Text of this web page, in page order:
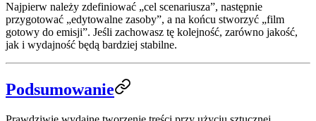
Najpierw należy zdefiniować „cel scenariusza”, następnie
przygotować „edytowalne zasoby”, a na końcu stworzyć „film
gotowy do emisji”. Jeśli zachowasz tę kolejność, zarówno jakość,
jak i wydajność będą bardziej stabilne.
Podsumowanie